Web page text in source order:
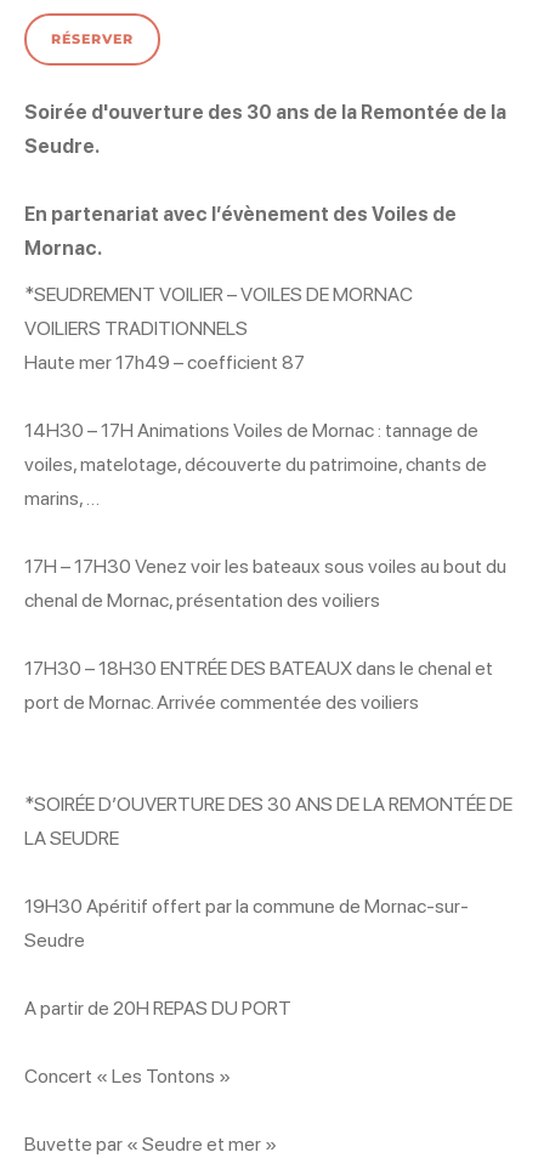
Soirée d'ouverture des 30 ans de la Remontée de la
Seudre.
En partenariat avec l’évènement des Voiles de
Mornac.
*SEUDREMENT VOILIER – VOILES DE MORNAC
VOILIERS TRADITIONNELS
Haute mer 17h49 – coefficient 87
14H30 – 17H Animations Voiles de Mornac : tannage de
voiles, matelotage, découverte du patrimoine, chants de
marins, …
17H – 17H30 Venez voir les bateaux sous voiles au bout du
chenal de Mornac, présentation des voiliers
17H30 – 18H30 ENTRÉE DES BATEAUX dans le chenal et
port de Mornac. Arrivée commentée des voiliers
*SOIRÉE D’OUVERTURE DES 30 ANS DE LA REMONTÉE DE
LA SEUDRE
19H30 Apéritif offert par la commune de Mornac-sur-
Seudre
A partir de 20H REPAS DU PORT
Concert « Les Tontons »
Buvette par « Seudre et mer »
RÉSERVER